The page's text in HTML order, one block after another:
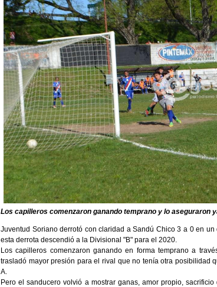
Los capilleros comenzaron ganando temprano y lo aseguraron
Juventud Soriano derrotó con claridad a Sandú Chico 3 a 0 en
esta derrota descendió a la Divisional "B" para el 2020.
Los capilleros comenzaron ganando en forma temprano a
trasladó mayor presión para el rival que no tenía otra posibilidad
A.
Pero el sanducero volvió a mostrar ganas, amor propio,